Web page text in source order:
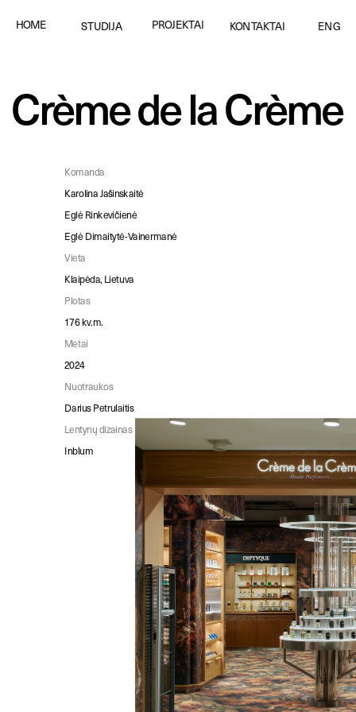
PROJEKTAI
HOME STUDIJA ENG
KONTAKTAI
Crème de la Crème
Komanda
Karolina Jašinskaitė
Eglė Rinkevičienė
Eglė Dimaitytė-Vainermanė
Vieta
Klaipėda, Lietuva
Plotas
176 kv.m.
Metai
2024
Nuotraukos
Darius Petrulaitis
Lentynų dizainas
Inblum